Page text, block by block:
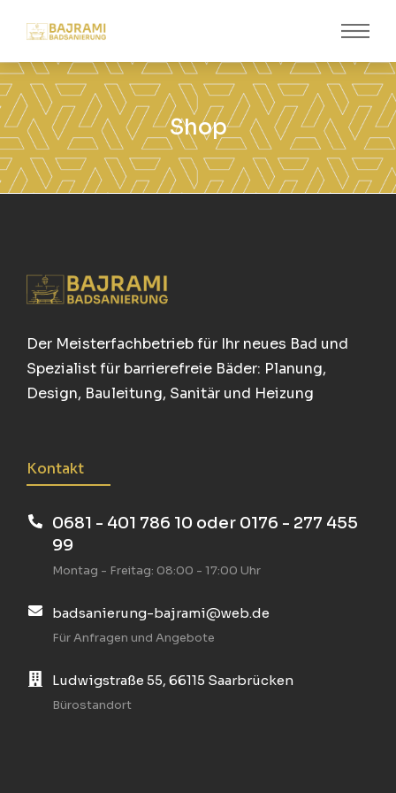
Shop
Der Meisterfachbetrieb für Ihr neues Bad und
Spezialist für barrierefreie Bäder: Planung,
Design, Bauleitung, Sanitär und Heizung
Kontakt
0681 - 401 786 10 oder 0176 - 277 455
99
Montag - Freitag: 08:00 - 17:00 Uhr
badsanierung-bajrami@web.de
Für Anfragen und Angebote
Ludwigstraße 55, 66115 Saarbrücken
Bürostandort